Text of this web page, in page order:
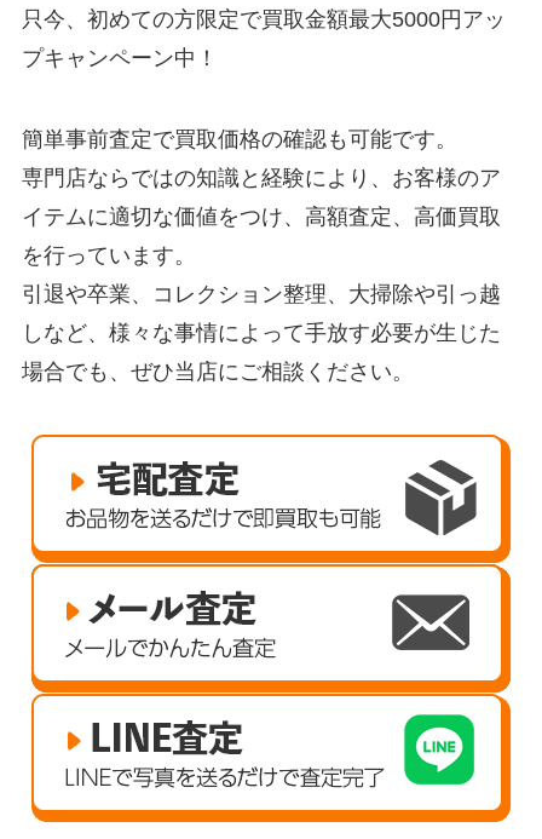
只今、初めての方限定で買取金額最大5000円アッ
プキャンペーン中！
簡単事前査定で買取価格の確認も可能です。
専門店ならではの知識と経験により、お客様のア
イテムに適切な価値をつけ、高額査定、高価買取
を行っています。
引退や卒業、コレクション整理、大掃除や引っ越
しなど、様々な事情によって手放す必要が生じた
場合でも、ぜひ当店にご相談ください。